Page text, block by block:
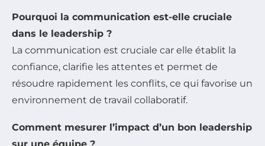
Pourquoi la communication est-elle cruciale
dans le leadership ?
La communication est cruciale car elle établit la
confiance, clarifie les attentes et permet de
résoudre rapidement les conflits, ce qui favorise un
environnement de travail collaboratif.
Comment mesurer l’impact d’un bon leadership